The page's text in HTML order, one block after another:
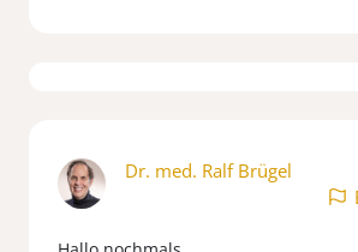
Dr. med. Ralf Brügel